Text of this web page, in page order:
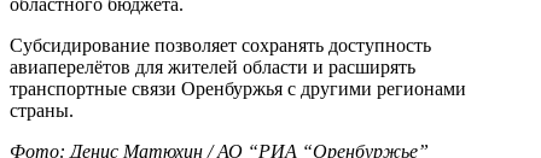
Субсидирование позволяет сохранять доступность
авиаперелётов для жителей области и расширять
транспортные связи Оренбуржья с другими регионами
страны.
Фото: Денис Матюхин / АО “РИА “Оренбуржье”